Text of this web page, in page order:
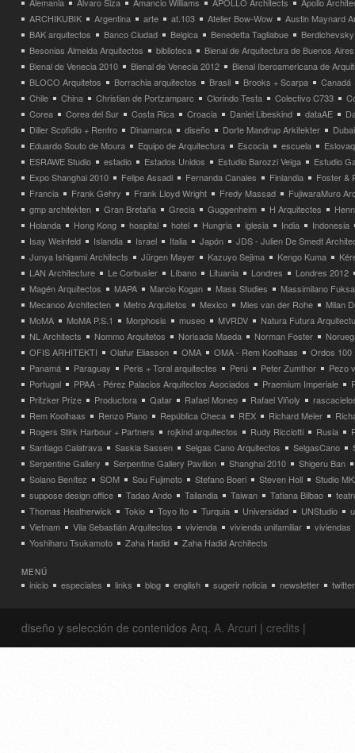
ARCHIKUBIK
Argentina arte at.103 Atelier Bow-Wow
Austin Maynard
BAK arquitectos
Banco Ciudad Belgica Benedetta Tagliabue
Besonias Almeida Arquitectos
biblioteca
Bienal de Arquitectura de Buenos Aires
Bienal de Venecia 2010
Bienal de Venecia 2012
Bienal Iberoamericana de
BLOCO Arquitetos
Borrachia arquitectos Brasil Brooks + Scarpa
Canadá
Chile
China Christian de Portzamparc Clorindo Testa Colectivo C733
Corea
Corea del Sur Costa Rica Croacia Daniel Libeskind dataAE
Diller Scofidio + Renfro
Dinamarca diseño Dorte Mandrup Arkitekter
Dubai
Eduardo Souto de Moura
Equipo de Arquitectura Escocia escuela
ESRAWE Studio
estadio Estados Unidos Estudio Barozzi Veiga
Estudio
Expo Shanghai 2010
Felipe Assadi Fernanda Canales Finlandia
Foster &
Francia
Frank Gehry Frank Lloyd Wright Fredy Massad
FujiwaraMuro
gmp architekten
Gran Bretaña Grecia Guggenheim H Arquitectes
Holanda
Hong Kong hospital hotel Hungria iglesia India
Indonesia
Isay Weinfeld
Islandia Israel Italia Japón
JDS - Julien De Smedt
Junya Ishigami Architects
Jürgen Mayer Kazuyo Sejima Kengo Kuma
LAN Architecture
Le Corbusier Líbano Lituania Londres
Londres 2012
Magén Arquitectos
MAPA Marcio Kogan Mass Studies
Massimilano
Mecanoo Architecten
Metro Arquitetos Mexico Mies van der Rohe
Milan
MoMA
MoMA P.S.1 Morphosis museo MVRDV
Natura Futura
NL Architects
Nommo Arquitetos Norisada Maeda Norman Foster
OFIS ARHITEKTI
Olafur Eliasson OMA OMA - Rem Koolhaas
Ordos 100
Panamá
Paraguay Peris + Toral arquitectes Perú Peter Zumthor
Pezo
Portugal
PPAA - Pérez Palacios Arquitectos Asociados Praemium Imperiale
Pritzker Prize
Productora Qatar Rafael Moneo Rafael Viñoly
Rem Koolhaas
Renzo Piano República Checa REX Richard Meier
Rogers Stirk Harbour + Partners
rojkind arquitectos Rudy Ricciotti Rusia
Santiago Calatrava
Saskia Sassen Selgas Cano Arquitectos SelgasCano
Serpentine Gallery
Serpentine Gallery Pavilion Shanghai 2010
Shigeru Ban
Solano Benítez
SOM Sou Fujimoto Stefano Boeri Steven Holl
Studio
suppose design office
Tadao Ando Tailandia Taiwan Tatiana Bilbao
Thomas Heatherwick
Tokio Toyo Ito Turquia Universidad UNStudio
Vietnam
Vila Sebastián Arquitectos vivienda vivienda unifamiliar
viviendas
Yoshiharu Tsukamoto
Zaha Hadid Zaha Hadid Architects
MENÚ
inicio especiales links blog english sugerir noticia newsletter twitter
diseño y selección de contenidos Arq. A. Arcuri | credits |